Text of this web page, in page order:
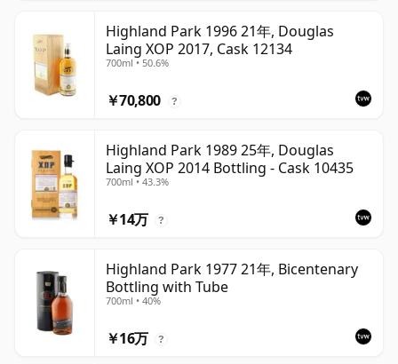
Highland Park 1996 21年, Douglas
Laing XOP 2017, Cask 12134
700ml • 50.6%
￥70,800 ?
Highland Park 1989 25年, Douglas
Laing XOP 2014 Bottling - Cask 10435
700ml • 43.3%
￥14万 ?
Highland Park 1977 21年, Bicentenary
Bottling with Tube
700ml • 40%
￥16万 ?